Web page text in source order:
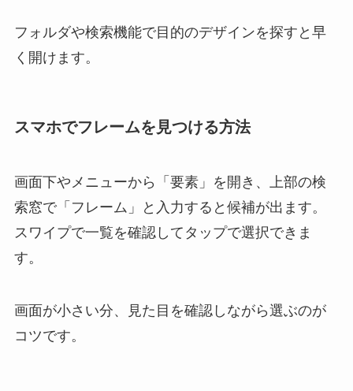
フォルダや検索機能で目的のデザインを探すと早
く開けます。
スマホでフレームを見つける方法
画面下やメニューから「要素」を開き、上部の検
索窓で「フレーム」と入力すると候補が出ます。
スワイプで一覧を確認してタップで選択できま
す。
画面が小さい分、見た目を確認しながら選ぶのが
コツです。